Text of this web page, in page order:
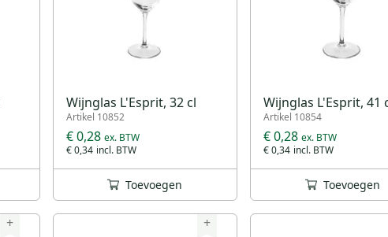
Wijnglas L'Esprit, 32 cl
Artikel 10852
€ 0,34
€ 0,28
Toevoegen
Wijnglas L'Esprit, 41
Artikel 10854
€ 0,34
€ 0,28
Toevoegen
+ +